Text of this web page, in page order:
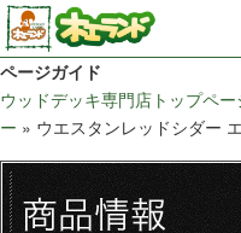
ページガイド
ウッドデッキ専門店トップペー
ー » ウエスタンレッドシダー